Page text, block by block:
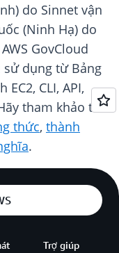
do Sinnet vận
(Ninh Hạ) do
GovCloud
sử dụng từ Bảng
CLI, API,
tham khảo tài
thức, thành
.
Trợ giúp